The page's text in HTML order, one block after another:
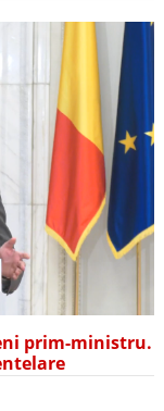
prim-ministru.